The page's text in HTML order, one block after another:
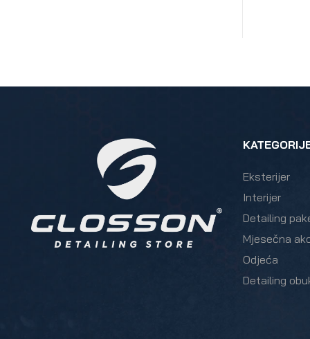
Eksterijer
Interijer
Detailing
Mjesečna
Odjeća
Detailing